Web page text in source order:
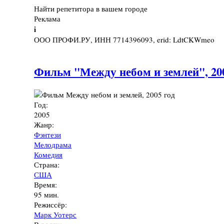
Найти репетитора в вашем городе
Реклама
i
ООО ПРОФИ.РУ, ИНН 7714396093, erid: LdtCKWmeo
Фильм "Между небом и землей",
Год:
2005
Жанр:
Фэнтези
Мелодрама
Комедия
Страна:
США
Время:
95 мин.
Режиссёр:
Марк Уотерс